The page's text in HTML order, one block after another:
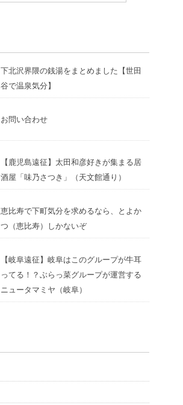
下北沢界隈の銭湯をまとめました【世田
谷で温泉気分】
お問い合わせ
【鹿児島遠征】太田和彦好きが集まる居
酒屋「味乃さつき」（天文館通り）
恵比寿で下町気分を求めるなら、とよか
つ（恵比寿）しかないぞ
【岐阜遠征】岐阜はこのグループが牛耳
ってる！？ぶらっ菜グループが運営する
ニュータマミヤ（岐阜）